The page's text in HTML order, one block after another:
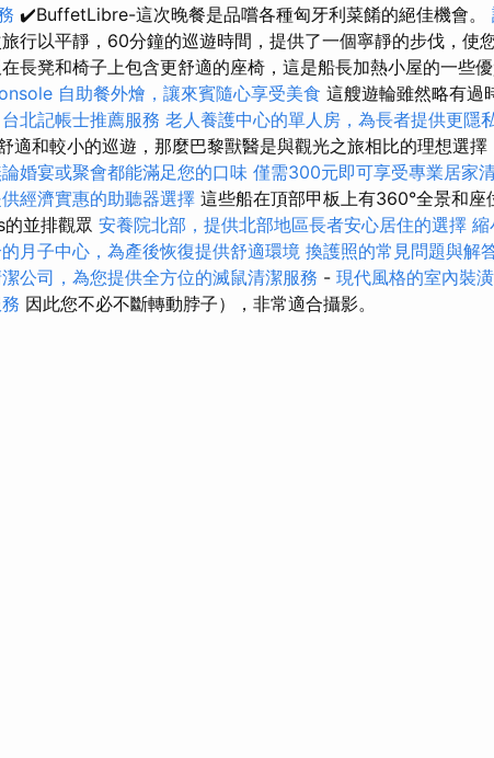
✔️BuffetLibre-這次晚餐是品嚐各種匈牙利菜餚的絕佳機會。
行以平靜，60分鐘的巡遊時間，提供了一個寧靜的步伐，使
長凳和椅子上包含更舒適的座椅，這是船長加熱小屋的一些優
自助餐外燴，讓來賓隨心享受美食 這艘遊輪雖然略有過
台北記帳士推薦服務 老人養護中心的單人房，為長者提供更隱
適和較小的巡遊，那麼巴黎獸醫是與觀光之旅相比的理想選擇
婚宴或聚會都能滿足您的口味 僅需300元即可享受專業居家
經濟實惠的助聽器選擇 這些船在頂部甲板上有360°全景和座
並排觀眾 安養院北部，提供北部地區長者安心居住的選擇 縮
月子中心，為產後恢復提供舒適環境 換護照的常見問題與解
公司，為您提供全方位的滅鼠清潔服務 - 現代風格的室內裝
因此您不必不斷轉動脖子），非常適合攝影。